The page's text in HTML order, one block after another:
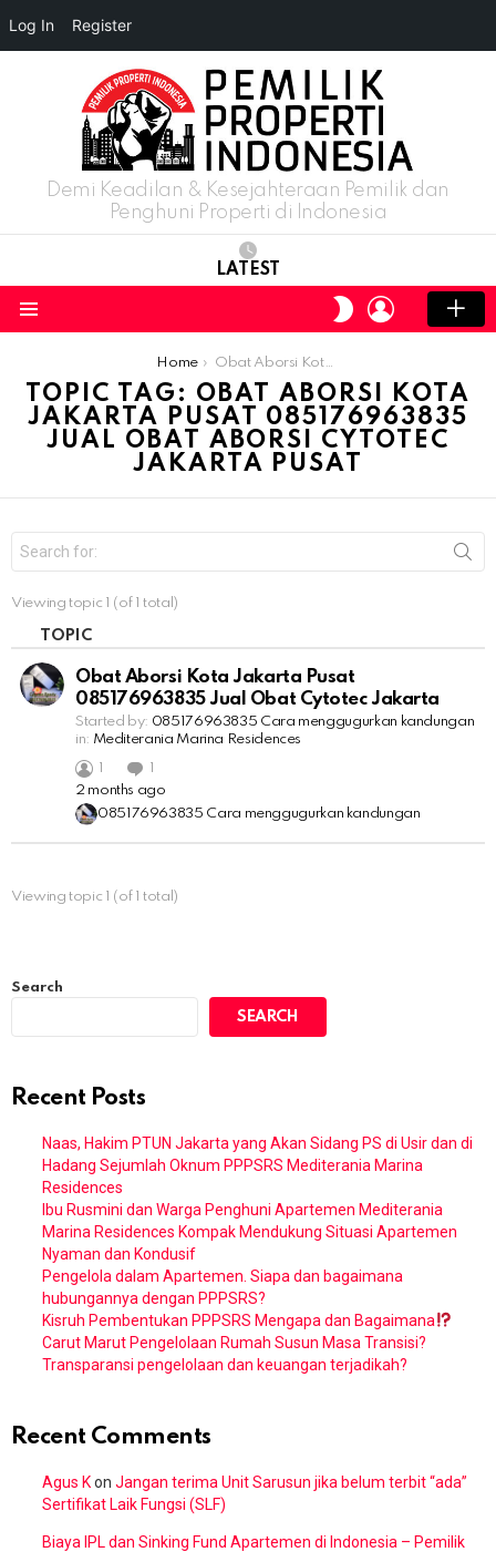
Demi Keadilan & Kesejahteraan Pemilik dan
Penghuni Properti di Indonesia
LATEST
SWITCH
SKIN
LOGIN
Home Obat Aborsi Kota Jakarta Pusat ​​085176963835 Jual Obat Aborsi Cytotec Jakarta Pusat
TOPIC TAG: OBAT ABORSI KOTA
JAKARTA PUSAT ​​085176963835
JUAL OBAT ABORSI CYTOTEC
JAKARTA PUSAT
a
c
f
Viewing topic 1 (of 1 total)
TOPIC
Obat Aborsi Kota Jakarta Pusat ​​
085176963835 Jual Obat Cytotec Jakarta
Started by: 085176963835​ Cara menggugurkan kandungan
in: Mediterania Marina Residences
1
1
2 months ago
085176963835​ Cara menggugurkan kandungan
Viewing topic 1 (of 1 total)
Search
SEARCH
Recent Posts
Naas, Hakim PTUN Jakarta yang Akan Sidang PS di Usir dan di
Hadang Sejumlah Oknum PPPSRS Mediterania Marina
Residences
Ibu Rusmini dan Warga Penghuni Apartemen Mediterania
Marina Residences Kompak Mendukung Situasi Apartemen
Nyaman dan Kondusif
Pengelola dalam Apartemen. Siapa dan bagaimana
hubungannya dengan PPPSRS?
Kisruh Pembentukan PPPSRS Mengapa dan Bagaimana
Carut Marut Pengelolaan Rumah Susun Masa Transisi?
Transparansi pengelolaan dan keuangan terjadikah?
Recent Comments
Agus Kon Jangan terima Unit Sarusun jika belum terbit “ada”
Sertifikat Laik Fungsi (SLF)
Biaya IPL dan Sinking Fund Apartemen di Indonesia – Pemilik
Log In Register